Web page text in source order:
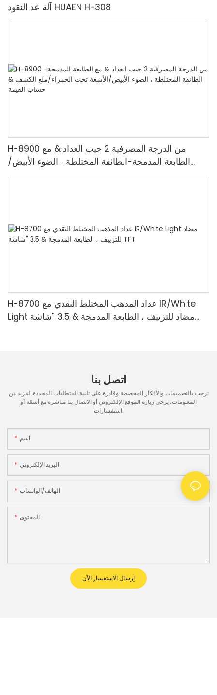
آلة عد النقود HUAEN H-308
H-8900 من الدرجة المصرفية 2 جيب العداد & مع
الطابعة المدمجة-الطائفة المختلطة ، الضوء الأبيض/
الأشعة تحت الحمراء/ملغ الكشف & حساب القيمة
H-8700 عداد المذهب المختلط النقدي مع IR/White
Light مضاد للتزييف ، الطابعة المدمجة & 3.5 "شاشة
اتصل بنا
نرحب بالتصميمات والأفكار المخصصة وقادرة على تلبية المتطلبات المحددة. لمزيد من
المعلومات، يرجى زيارة الموقع الإلكتروني أو الاتصال بنا مباشرة مع أسئلة أو
استفسارات.
اسم
البريد الإلكتروني
الهاتف/الواتساب
المحتوى
إرسال الاستفسار الآن